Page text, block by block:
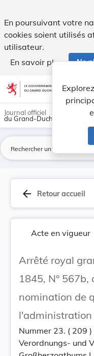
En poursuivant votre
cookies soient utilisés
utilisateur.
En savoir plus
Ne
Aller au contenu
Journal officiel
du Grand-Duché de
arrow_back Retour accueil
Acte en vigueur
Arrêté royal
1845, N° 567b,
nomination de
Nummer 23. ( 209
Verordnungs- und